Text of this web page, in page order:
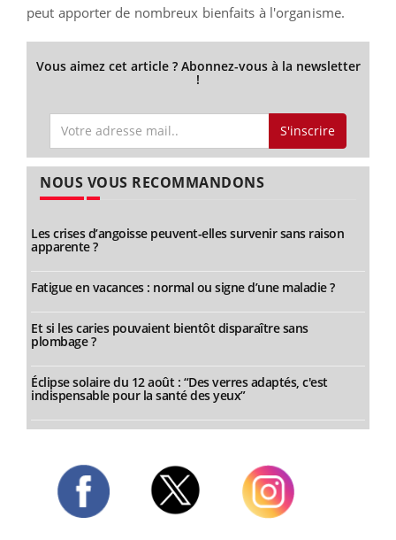
peut apporter de nombreux bienfaits à l'organisme.
Vous aimez cet article ? Abonnez-vous à la newsletter
!
S'inscrire
NOUS VOUS RECOMMANDONS
Les crises d’angoisse peuvent-elles survenir sans raison
apparente ?
Fatigue en vacances : normal ou signe d’une maladie ?
Et si les caries pouvaient bientôt disparaître sans
plombage ?
Éclipse solaire du 12 août : “Des verres adaptés, c'est
indispensable pour la santé des yeux”